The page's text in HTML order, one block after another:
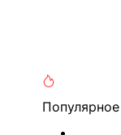
Популярное